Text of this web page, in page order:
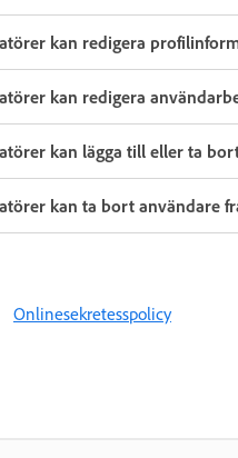
kan redigera
kan redigera
kan lägga till eller ta
kan ta bort användare
Onlinesekretesspolicy